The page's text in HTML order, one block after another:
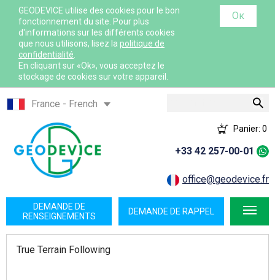
GEODEVICE utilise des cookies pour le bon
fonctionnement du site. Pour plus
d'informations sur les différents cookies
que nous utilisons, lisez la politique de
confidentialité
En cliquant sur «Ok», vous acceptez le
stockage de cookies sur votre appareil.
Ок
France - French
France - English
International - English
Canada - English
Canada - French
Mexico - Spanish
USA - English
Казахстан - Русский
Қазақстан - Қазақша
Panier: 0
office@geodevice.fr
+33 42 257-00-01
DEMANDE DE RAPPEL
DEMANDE DE
RENSEIGNEMENTS
True Terrain Following